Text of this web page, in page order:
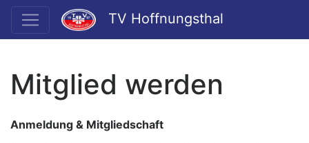
TV Hoffnungsthal
Mitglied werden
Anmeldung & Mitgliedschaft